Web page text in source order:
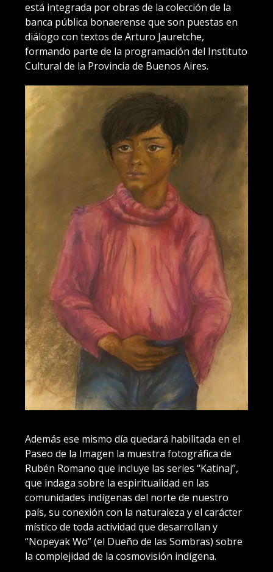
está integrada por obras de la colección de la
banca pública bonaerense que son puestas en
diálogo con textos de Arturo Jauretche,
formando parte de la programación del Instituto
Cultural de la Provincia de Buenos Aires.
Además ese mismo día quedará habilitada en el
Paseo de la Imagen la muestra fotográfica de
Rubén Romano que incluye las series “Katinaj”,
que indaga sobre la espiritualidad en las
comunidades indígenas del norte de nuestro
país, su conexión con la naturaleza y el carácter
místico de toda actividad que desarrollan y
“Nopeyak Wo” (el Dueño de las Sombras) sobre
la complejidad de la cosmovisión indígena.